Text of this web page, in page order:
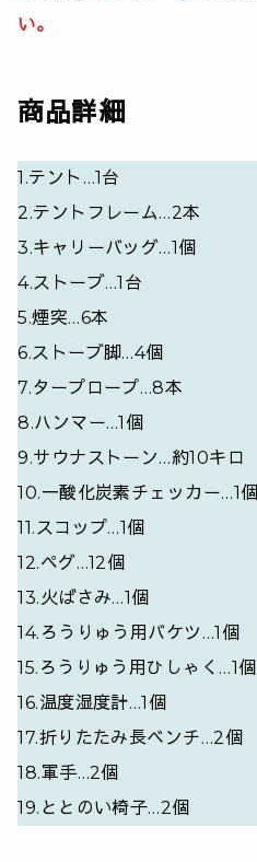
い。
商品詳細
1.テント…1台
2.テントフレーム…2本
3.キャリーバッグ…1個
4.ストーブ…1台
5.煙突…6本
6.ストーブ脚…4個
7.タープロープ…8本
8.ハンマー…1個
9.サウナストーン…約10キロ
10.一酸化炭素チェッカー…1個
11.スコップ…1個
12.ペグ…12個
13.火ばさみ…1個
14.ろうりゅう用バケツ…1個
15.ろうりゅう用ひしゃく…1個
16.温度湿度計…1個
17.折りたたみ長ベンチ…2個
18.軍手…2個
19.ととのい椅子…2個